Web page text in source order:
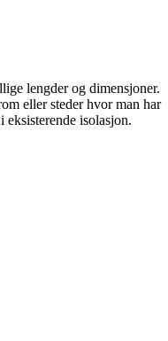
lengder og dimensjoner.
eller steder hvor man har
isolasjon.